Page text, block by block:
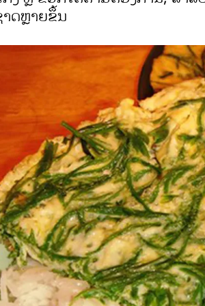
ດຫຼາຍຂຶ້ນ